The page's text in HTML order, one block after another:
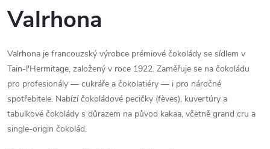
Valrhona
Valrhona je francouzský výrobce prémiové čokolády se sídlem v
Tain-l'Hermitage, založený v roce 1922. Zaměřuje se na čokoládu
pro profesionály — cukráře a čokolatiéry — i pro náročné
spotřebitele. Nabízí čokoládové pecičky (fèves), kuvertúry a
tabulkové čokolády s důrazem na původ kakaa, včetně grand cru a
single-origin čokolád.